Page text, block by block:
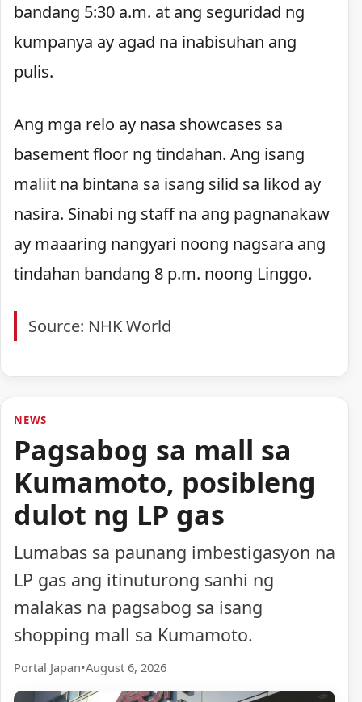
bandang 5:30 a.m. at ang seguridad ng
kumpanya ay agad na inabisuhan ang
pulis.
Ang mga relo ay nasa showcases sa
basement floor ng tindahan. Ang isang
maliit na bintana sa isang silid sa likod ay
nasira. Sinabi ng staff na ang pagnanakaw
ay maaaring nangyari noong nagsara ang
tindahan bandang 8 p.m. noong Linggo.
Source: NHK World
NEWS
Pagsabog sa mall sa
Kumamoto, posibleng
dulot ng LP gas
Lumabas sa paunang imbestigasyon na
LP gas ang itinuturong sanhi ng
malakas na pagsabog sa isang
shopping mall sa Kumamoto.
Portal Japan•August 6, 2026